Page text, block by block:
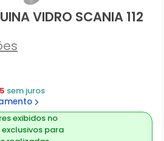
VIDRO SCANIA 112
sem juros
exibidos no
para